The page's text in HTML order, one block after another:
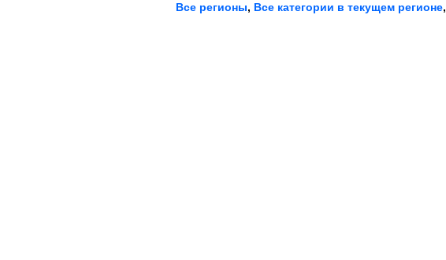
Все регионы, Все категории в текущем регионе,